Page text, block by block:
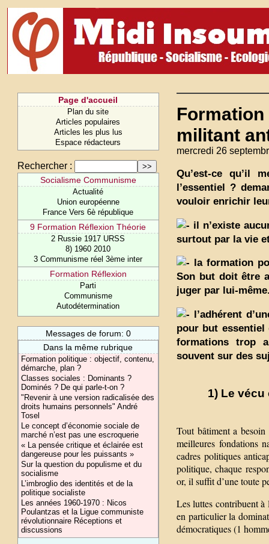
Page d'accueil
Plan du site
Articles populaires
Articles les plus lus
Espace rédacteurs
Rechercher :
Socialisme Communisme
Actualité
Union européenne
France Vers 6è république
9 Formation Réflexion Théorie
2 Russie 1917 URSS
8) 1960 2010
3 Communisme réel 3ème inter
Formation Réflexion
Parti
Communisme
Autodétermination
Messages de forum: 0
Dans la même rubrique
Formation politique : objectif, contenu,
démarche, plan ?
Classes sociales : Dominants ?
Dominés ? De qui parle-t-on ?
"Revenir à une version radicalisée des
droits humains personnels" André
Tosel
Le concept d’économie sociale de
marché n’est pas une escroquerie
« La pensée critique et éclairée est
dangereuse pour les puissants »
Sur la question du populisme et du
socialisme
L’imbroglio des identités et de la
politique socialiste
Les années 1960-1970 : Nicos
Poulantzas et la Ligue communiste
révolutionnaire Réceptions et
discussions
militant
mercredi 26
Qu’est-ce qu’il
l’essentiel ?
vouloir enrichir
il n’existe
surtout par la vie
la formation
Son but doit être
juger par lui-
l’adhérent
pour but essentiel
formations trop
souvent sur des
1) Le
Tout bâtiment a
meilleures fondations
cadres politiques
politique, chaque
or, il suffit d’une toute
Les luttes contribuent à
en particulier la
démocratiques (1